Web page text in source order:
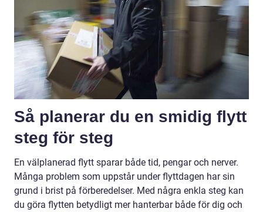
Så planerar du en smidig flytt
steg för steg
En välplanerad flytt sparar både tid, pengar och nerver.
Många problem som uppstår under flyttdagen har sin
grund i brist på förberedelser. Med några enkla steg kan
du göra flytten betydligt mer hanterbar både för dig och